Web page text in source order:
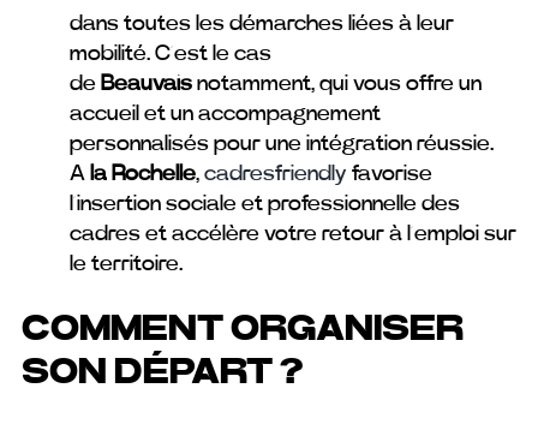
dans toutes les démarches liées à leur
mobilité. C’est le cas
de Beauvaisnotamment, qui vous offre un
accueil et un accompagnement
personnalisés pour une intégration réussie.
A la Rochelle, cadresfriendly favorise
l’insertion sociale et professionnelle des
cadres et accélère votre retour à l’emploi sur
le territoire.
COMMENT ORGANISER
SON DÉPART ?